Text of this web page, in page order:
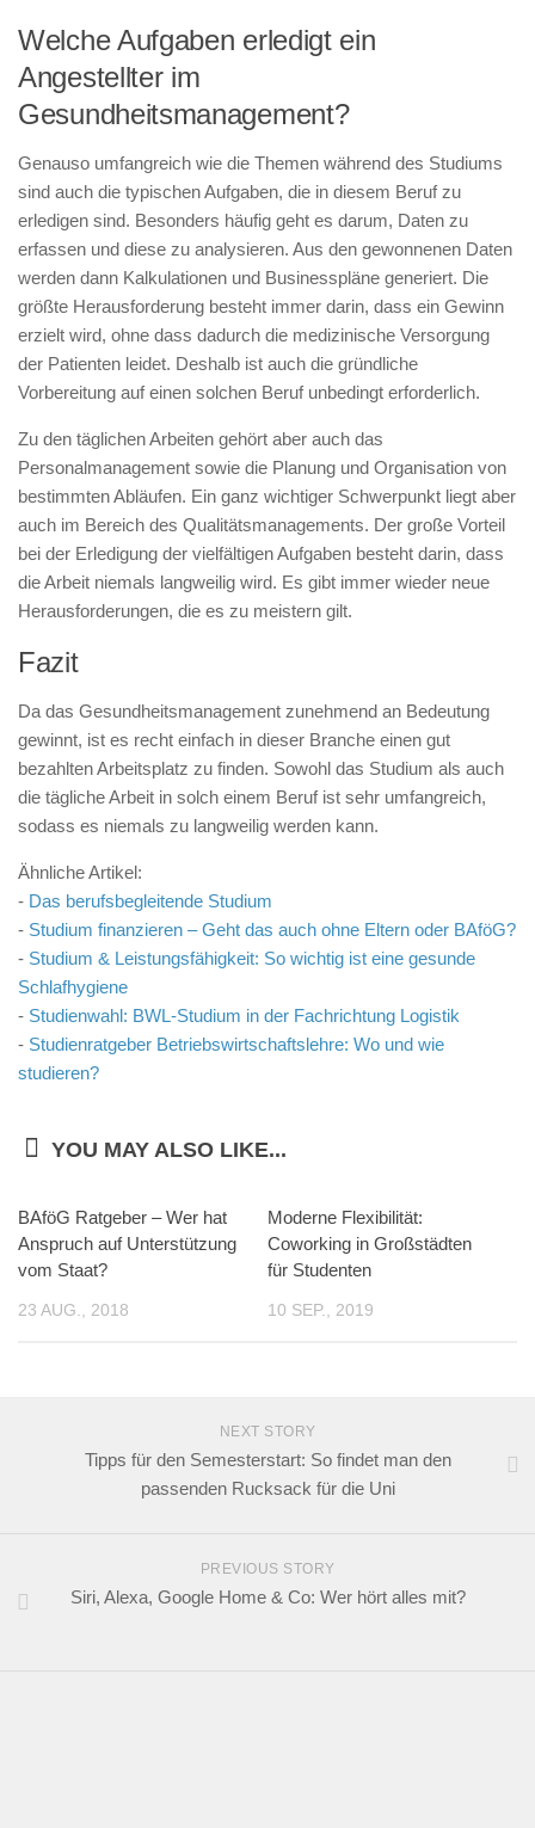
Welche Aufgaben erledigt ein
Angestellter im
Gesundheitsmanagement?
Genauso umfangreich wie die Themen während des Studiums
sind auch die typischen Aufgaben, die in diesem Beruf zu
erledigen sind. Besonders häufig geht es darum, Daten zu
erfassen und diese zu analysieren. Aus den gewonnenen Daten
werden dann Kalkulationen und Businesspläne generiert. Die
größte Herausforderung besteht immer darin, dass ein Gewinn
erzielt wird, ohne dass dadurch die medizinische Versorgung
der Patienten leidet. Deshalb ist auch die gründliche
Vorbereitung auf einen solchen Beruf unbedingt erforderlich.
Zu den täglichen Arbeiten gehört aber auch das
Personalmanagement sowie die Planung und Organisation von
bestimmten Abläufen. Ein ganz wichtiger Schwerpunkt liegt aber
auch im Bereich des Qualitätsmanagements. Der große Vorteil
bei der Erledigung der vielfältigen Aufgaben besteht darin, dass
die Arbeit niemals langweilig wird. Es gibt immer wieder neue
Herausforderungen, die es zu meistern gilt.
Fazit
Da das Gesundheitsmanagement zunehmend an Bedeutung
gewinnt, ist es recht einfach in dieser Branche einen gut
bezahlten Arbeitsplatz zu finden. Sowohl das Studium als auch
die tägliche Arbeit in solch einem Beruf ist sehr umfangreich,
sodass es niemals zu langweilig werden kann.
Ähnliche Artikel:
- Das berufsbegleitende Studium
- Studium finanzieren – Geht das auch ohne Eltern oder BAföG?
- Studium & Leistungsfähigkeit: So wichtig ist eine gesunde
Schlafhygiene
- Studienwahl: BWL-Studium in der Fachrichtung Logistik
- Studienratgeber Betriebswirtschaftslehre: Wo und wie
studieren?
YOU MAY ALSO LIKE...
BAföG Ratgeber – Wer hat
Anspruch auf Unterstützung
vom Staat?
23 AUG., 2018
Moderne Flexibilität:
Coworking in Großstädten
für Studenten
10 SEP., 2019
NEXT STORY
Tipps für den Semesterstart: So findet man den
passenden Rucksack für die Uni
PREVIOUS STORY
Siri, Alexa, Google Home & Co: Wer hört alles mit?